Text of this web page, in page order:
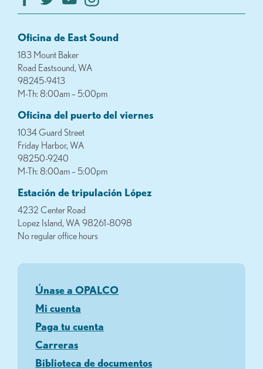
Oficina de East Sound
183 Mount Baker
Road Eastsound, WA
98245-9413
M-Th: 8:00am – 5:00pm
Oficina del puerto del viernes
1034 Guard Street
Friday Harbor, WA
98250-9240
M-Th: 8:00am – 5:00pm
Estación de tripulación López
4232 Center Road
Lopez Island, WA 98261-8098
No regular office hours
Únase a OPALCO
Mi cuenta
Paga tu cuenta
Carreras
Biblioteca de documentos